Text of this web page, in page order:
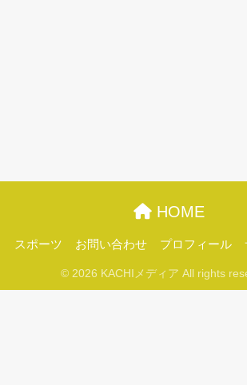
HOME
スポーツ お問い合わせ プロフィール
© 2026 KACHIメディア All rights